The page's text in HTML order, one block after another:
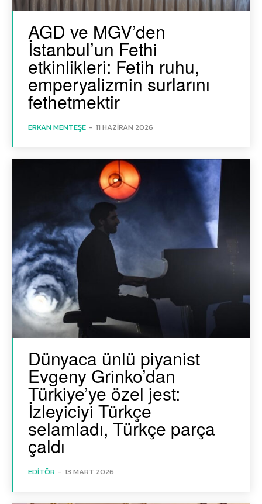
AGD ve MGV’den
İstanbul’un Fethi
etkinlikleri: Fetih ruhu,
emperyalizmin surlarını
fethetmektir
ERKAN MENTEŞE - 11 HAZIRAN 2026
Dünyaca ünlü piyanist
Evgeny Grinko’dan
Türkiye’ye özel jest:
İzleyiciyi Türkçe
selamladı, Türkçe parça
çaldı
EDITÖR - 13 MART 2026